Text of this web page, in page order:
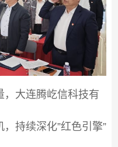
，大连腾屹信科技有
持续深化”红色引擎”